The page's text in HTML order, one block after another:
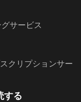
サービス
クリプションサー
する